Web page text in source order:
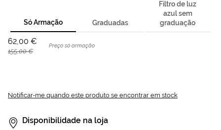
Só Armação
62,00 €
155,00 €
Preço só armação
Graduadas
Filtro de luz
azul sem
graduação
Notificar-me quando este produto se encontrar em stock
Disponibilidade na loja